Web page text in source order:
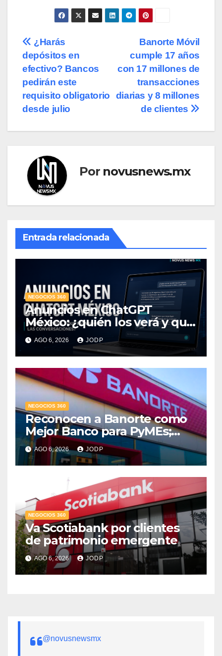
Navegación
de
entradas
Banorte Móvil
cumple 17 años
con 17 millones de
transacciones
diarias y 8 millones
de clientes
¿Harás
depósitos en
efectivo? Bancos
pedirán este
requisito obligatorio
desde julio
Por novusnews.mx
Entrada relacionada
NEGOCIOS 360
Anuncios en ChatGPT
México: ¿quién los verá y qué
pasará con las
conversaciones?
AGO 6, 2026 JODP
NEGOCIOS 360
Reconocen a Banorte como
Mejor Banco para PyMEs;
supera 14% del mercado
crediticio
AGO 6, 2026 JODP
NEGOCIOS 360
Va Scotiabank por clientes
de patrimonio emergente
AGO 6, 2026 JODP
@novusnewsmx